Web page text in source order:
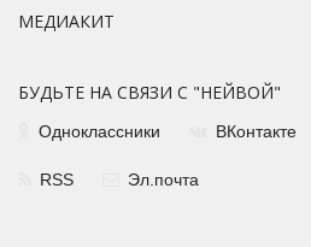
МЕДИАКИТ
БУДЬТЕ НА СВЯЗИ С "НЕЙВОЙ"
Одноклассники ВКонтакте
RSS Эл.почта